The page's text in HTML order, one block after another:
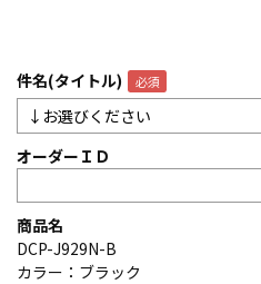
件名(タイトル)
オーダーＩＤ
商品名
DCP-J929N-B
カラー：ブラック